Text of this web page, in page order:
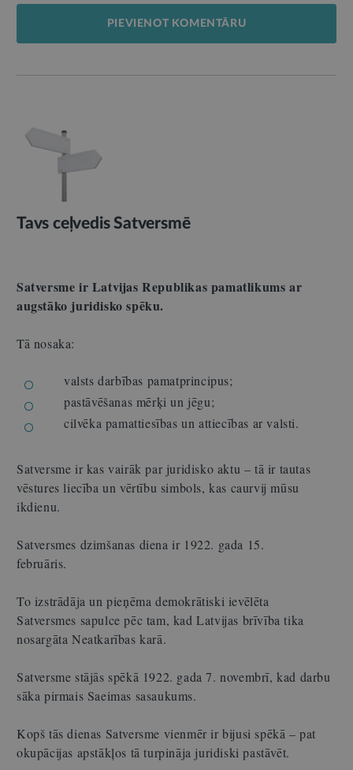
PIEVIENOT KOMENTĀRU
Tavs ceļvedis Satversmē
Satversme ir Latvijas Republikas pamatlikums ar
augstāko juridisko spēku.
Tā nosaka:
valsts darbības pamatprincipus;
pastāvēšanas mērķi un jēgu;
cilvēka pamattiesības un attiecības ar valsti.
Satversme ir kas vairāk par juridisko aktu – tā ir tautas
vēstures liecība un vērtību simbols, kas caurvij mūsu
ikdienu.
Satversmes dzimšanas diena ir 1922. gada 15.
februāris.
To izstrādāja un pieņēma demokrātiski ievēlēta
Satversmes sapulce pēc tam, kad Latvijas brīvība tika
nosargāta Neatkarības karā.
Satversme stājās spēkā 1922. gada 7. novembrī, kad darbu
sāka pirmais Saeimas sasaukums.
Kopš tās dienas Satversme vienmēr ir bijusi spēkā – pat
okupācijas apstākļos tā turpināja juridiski pastāvēt.